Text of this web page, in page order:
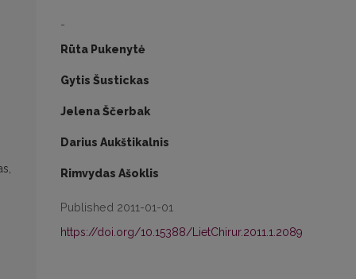
-
Rūta Pukenytė
Gytis Šustickas
Jelena Ščerbak
Darius Aukštikalnis
Rimvydas Ašoklis
Published 2011-01-01
https://doi.org/10.15388/LietChirur.2011.1.2089